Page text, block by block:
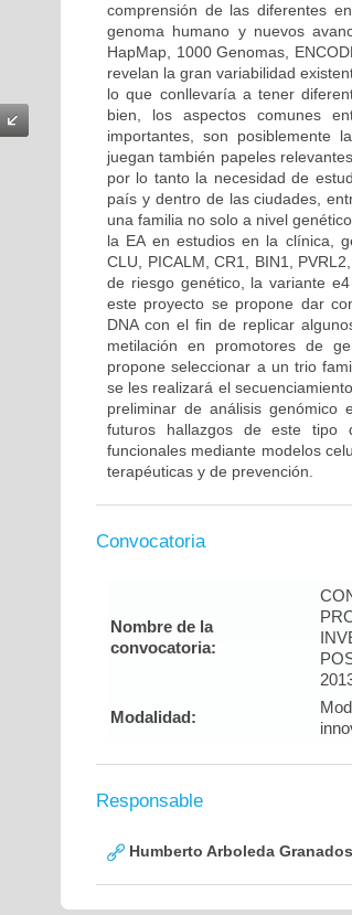
comprensión de las diferentes
genoma humano y nuevos
HapMap, 1000 Genomas,
revelan la gran variabilidad
lo que conllevaría a tener
bien, los aspectos comunes
importantes, son posiblemente
juegan también papeles
por lo tanto la necesidad de
país y dentro de las ciudades,
una familia no solo a nivel
la EA en estudios en la clínica,
CLU, PICALM, CR1, BIN1,
de riesgo genético, la variante
este proyecto se propone dar
DNA con el fin de replicar
metilación en promotores de
propone seleccionar a un trio
se les realizará el
preliminar de análisis genómico
futuros hallazgos de este tipo
funcionales mediante modelos
terapéuticas y de prevención.
Convocatoria
Nombre de la
convocatoria:
Modalidad:
Responsable
Humberto Arboleda Granados